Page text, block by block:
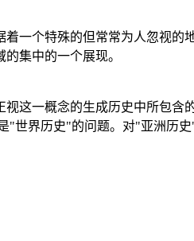
一个特殊的但常常为人忽视
集中的一个展现。
这一概念的生成历史中所包
"世界历史"的问题。对"亚洲历